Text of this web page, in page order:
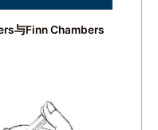
与Finn Chambers